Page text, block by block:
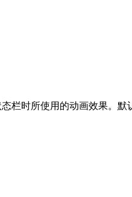
栏时所使用的动画效果。